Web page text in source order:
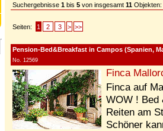
Suchergebnisse 1 bis 5 von insgesamt 11 Objekten:
Seiten: 1 2 3 > >>
Pension-Bed&Breakfast in Campos (Spanien,
No. 12569
Finca
Finca auf
WOW ! Bed
Reiten am
Schöner